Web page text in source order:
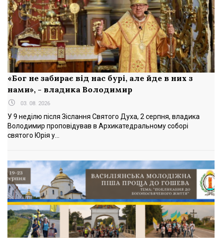
«Бог не забирає від нас бурі, але йде в них з
нами», - владика Володимир
03. 08. 2026
У 9 неділю після Зіслання Святого Духа, 2 серпня, владика
Володимир проповідував в Архикатедральному соборі
святого Юрія у...